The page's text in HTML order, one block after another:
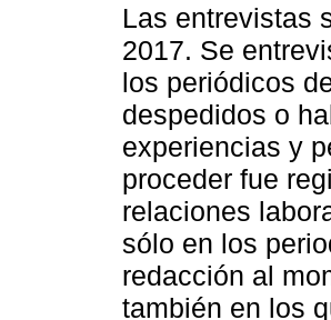
Las entrevistas
2017. Se
los periódicos
despedidos o
experiencias y
proceder fue
relaciones
sólo en los
redacción al
también en los